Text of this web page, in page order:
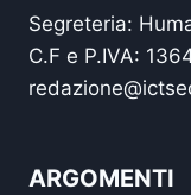
Segreteria:
C.F e P.IVA:
ARGOMENTI